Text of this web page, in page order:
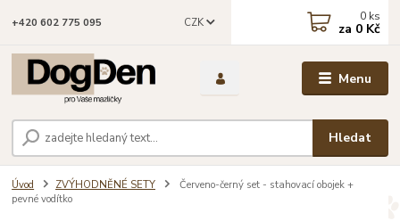
Menu
CZK
Hledat
+420 602 775 095 0 ks
za 0 Kč
Úvod ZVÝHODNĚNÉ SETY
Červeno-černý set - stahovací obojek +
pevné vodítko